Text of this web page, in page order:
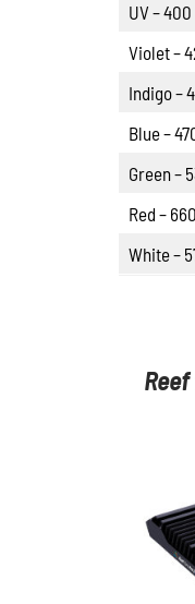
UV –
Violet –
Indigo –
Blue –
Green –
Red –
White –
Reef